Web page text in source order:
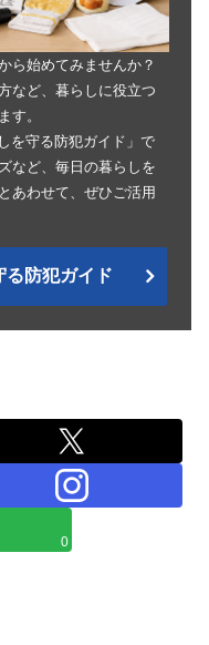
ら始めてみませんか？
など、暮らしに役立つ
す。
を守る防犯ガイド」で
など、毎日の暮らしを
あわせて、ぜひご活用
防犯ガイド
0